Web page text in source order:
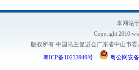
本网站
Copyright 2010
版权所有 中国民主促进会广东省中山市
粤ICP备10233946号
粤公网安